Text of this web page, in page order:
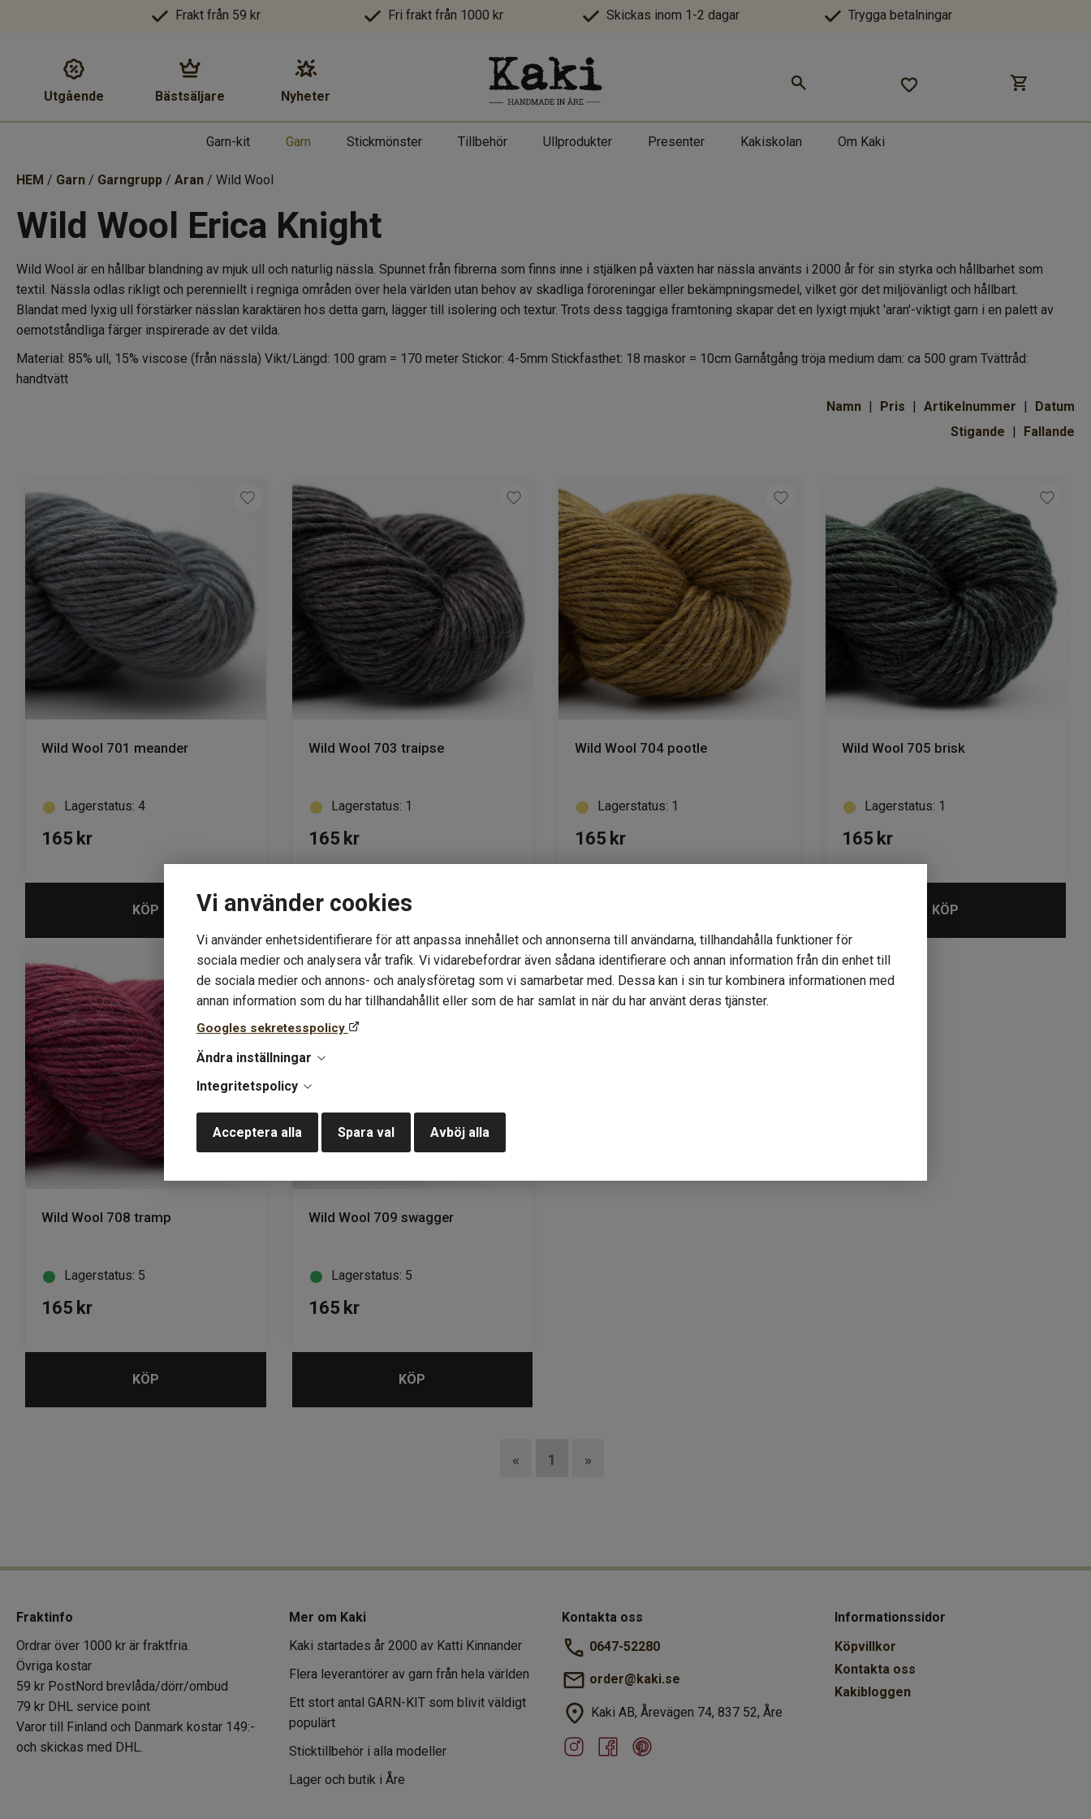
Vi använder cookies
Vi använder enhetsidentifierare för att anpassa innehållet och annonserna till användarna, tillhandahålla funktioner för
sociala medier och analysera vår trafik. Vi vidarebefordrar även sådana identifierare och annan information från din enhet till
de sociala medier och annons- och analysföretag som vi samarbetar med. Dessa kan i sin tur kombinera informationen med
annan information som du har tillhandahållit eller som de har samlat in när du har använt deras tjänster.
Googles sekretesspolicy
Ändra inställningar
Integritetspolicy
Acceptera alla Spara val Avböj alla
Frakt från 59 kr Fri frakt från 1000 kr Skickas inom 1-2 dagar Trygga betalningar
Utgående Bästsäljare Nyheter
Garn-kit Garn Stickmönster Tillbehör Ullprodukter Presenter Kakiskolan Om Kaki
HEM / Garn / Garngrupp / Aran / Wild Wool
Wild Wool Erica Knight
Wild Wool är en hållbar blandning av mjuk ull och naturlig nässla. Spunnet från fibrerna som finns inne i stjälken på växten har nässla använts i 2000 år för sin styrka och hållbarhet som
textil. Nässla odlas rikligt och perenniellt i regniga områden över hela världen utan behov av skadliga föroreningar eller bekämpningsmedel, vilket gör det miljövänligt och hållbart.
Blandat med lyxig ull förstärker nässlan karaktären hos detta garn, lägger till isolering och textur. Trots dess taggiga framtoning skapar det en lyxigt mjukt 'aran'-viktigt garn i en palett av
oemotståndliga färger inspirerade av det vilda.
Material: 85% ull, 15% viscose (från nässla) Vikt/Längd: 100 gram = 170 meter Stickor: 4-5mm Stickfasthet: 18 maskor = 10cm Garnåtgång tröja medium dam: ca 500 gram Tvättråd:
handtvätt
Namn
Pris Artikelnummer
Datum
Stigande
Fallande
Wild Wool 701 meander
Lagerstatus: 4
165 kr
KÖP
Wild Wool 703 traipse
Lagerstatus: 1
165 kr
KÖP
Wild Wool 704 pootle
Lagerstatus: 1
165 kr
Wild Wool 705 brisk
Lagerstatus: 1
165 kr
KÖP
Wild Wool 708 tramp
Lagerstatus: 5
165 kr
KÖP
Wild Wool 709 swagger
Lagerstatus: 5
165 kr
KÖP
« 1 »
Fraktinfo
Ordrar över 1000 kr är fraktfria.
Övriga kostar
59 kr PostNord brevlåda/dörr/ombud
79 kr DHL service point
Varor till Finland och Danmark kostar 149:-
och skickas med DHL.
Mer om Kaki
Kaki startades år 2000 av Katti Kinnander
Flera leverantörer av garn från hela världen
Ett stort antal GARN-KIT som blivit väldigt
populärt
Sticktillbehör i alla modeller
Lager och butik i Åre
Kontakta oss
0647-52280
order@kaki.se
Kaki AB, Årevägen 74, 837 52, Åre
Informationssidor
Köpvillkor
Kontakta oss
Kakibloggen